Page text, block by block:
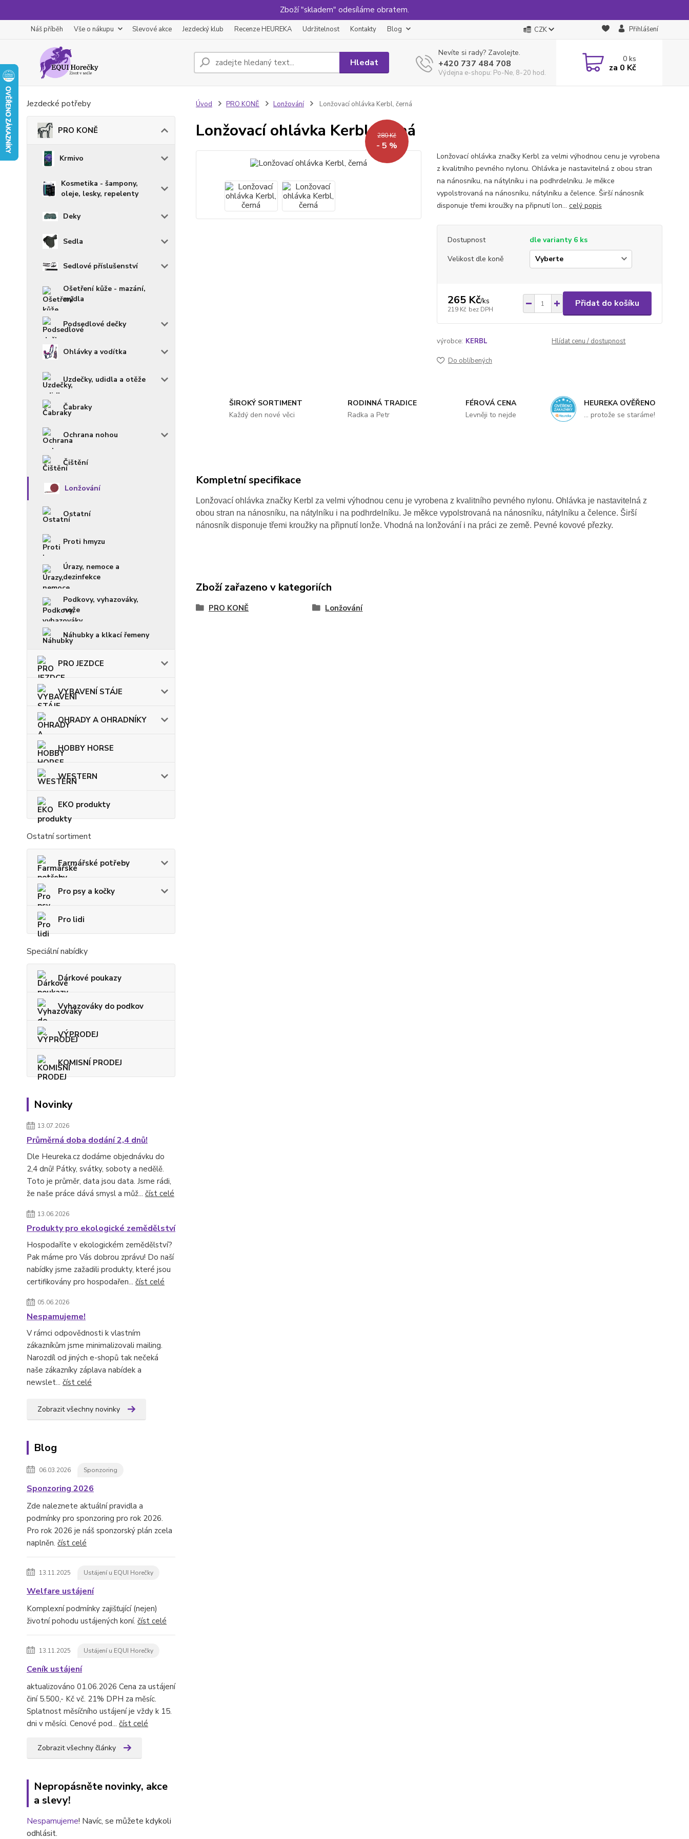
Zboží "skladem" odesíláme obratem.
Náš příběh Vše o nákupu Slevové akce Jezdecký klub Recenze HEUREKA Udržitelnost Kontakty Blog CZK Přihlášení
Hledat
Nevíte si rady? Zavolejte.
+420 737 484 708
Výdejna e-shopu: Po-Ne, 8-20 hod.
0ks
za 0 Kč
Jezdecké potřeby
PRO KONĚ
Krmivo
Kosmetika - šampony,
oleje, lesky, repelenty
Deky
Sedla
Sedlové příslušenství
Ošetření kůže - mazání,
mýdla
Podsedlové dečky
Ohlávky a vodítka
Uzdečky, udidla a otěže
Čabraky
Ochrana nohou
Čištění
Lonžování
Ostatní
Proti hmyzu
Úrazy, nemoce a
dezinfekce
Podkovy, vyhazováky,
nože
Náhubky a klkací řemeny
PRO JEZDCE
VYBAVENÍ STÁJE
OHRADY A OHRADNÍKY
HOBBY HORSE
WESTERN
EKO produkty
Ostatní sortiment
Farmářské potřeby
Pro psy a kočky
Pro lidi
Speciální nabídky
Dárkové poukazy
Vyhazováky do podkov
VÝPRODEJ
KOMISNÍ PRODEJ
Novinky
13.07.2026
Průměrná doba dodání 2,4 dnů!
Dle Heureka.cz dodáme objednávku do
2,4 dnů! Pátky, svátky, soboty a nedělě.
Toto je průměr, data jsou data. Jsme rádi,
že naše práce dává smysl a můž... číst celé
13.06.2026
Produkty pro ekologické zemědělství
Hospodaříte v ekologickém zemědělství?
Pak máme pro Vás dobrou zprávu! Do naší
nabídky jsme zažadili produkty, které jsou
certifikovány pro hospodařen... číst celé
05.06.2026
Nespamujeme!
V rámci odpovědnosti k vlastním
zákazníkům jsme minimalizovali mailing.
Narozdíl od jiných e-shopů tak nečeká
naše zákazníky záplava nabídek a
newslet... číst celé
Zobrazit všechny novinky
Blog
06.03.2026 Sponzoring
Sponzoring 2026
Zde naleznete aktuální pravidla a
podmínky pro sponzoring pro rok 2026.
Pro rok 2026 je náš sponzorský plán zcela
naplněn. číst celé
13.11.2025 Ustájení u EQUI Horečky
Welfare ustájení
Komplexní podmínky zajišťující (nejen)
životní pohodu ustájených koní. číst celé
13.11.2025 Ustájení u EQUI Horečky
Ceník ustájení
aktualizováno 01.06.2026 Cena za ustájení
činí 5.500,- Kč vč. 21% DPH za měsíc.
Splatnost měsíčního ustájení je vždy k 15.
dni v měsíci. Cenové pod... číst celé
Zobrazit všechny články
Nepropásněte novinky, akce
a slevy!
Nespamujeme! Navíc, se můžete kdykoli
odhlásit.
Úvod PRO KONĚ Lonžování Lonžovací ohlávka Kerbl, černá
Lonžovací ohlávka Kerbl, černá
280 Kč
- 5 %
Lonžovací ohlávka značky Kerbl za velmi výhodnou cenu je vyrobena
z kvalitního pevného nylonu. Ohlávka je nastavitelná z obou stran
na nánosníku, na nátylníku i na podhrdelníku. Je měkce
vypolstrovaná na nánosníku, nátylníku a čelence. Širší nánosník
disponuje třemi kroužky na připnutí lon... celý popis
Dostupnost
dle varianty 6 ks
Velikost dle koně
265 Kč/ks
219 Kč bez DPH
Přidat do košíku
výrobce: KERBL Hlídat cenu / dostupnost
Do oblíbených
ŠIROKÝ SORTIMENT
Každý den nové věci
RODINNÁ TRADICE
Radka a Petr
FÉROVÁ CENA
Levněji to nejde
HEUREKA OVĚŘENO
... protože se staráme!
Kompletní specifikace
Lonžovací ohlávka značky Kerbl za velmi výhodnou cenu je vyrobena z kvalitního pevného nylonu. Ohlávka je nastavitelná z
obou stran na nánosníku, na nátylníku i na podhrdelníku. Je měkce vypolstrovaná na nánosníku, nátylníku a čelence. Širší
nánosník disponuje třemi kroužky na připnutí lonže. Vhodná na lonžování i na práci ze země. Pevné kovové přezky.
Zboží zařazeno v kategoriích
PRO KONĚ Lonžování